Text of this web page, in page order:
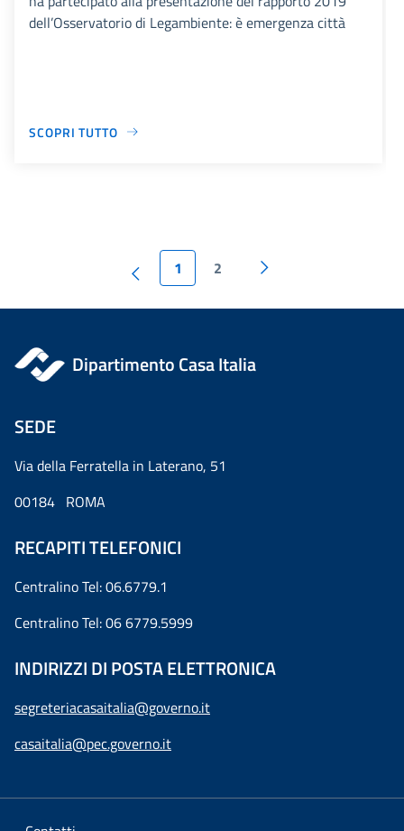
dell’Osservatorio di Legambiente: è emergenza città
SCOPRI TUTTO
1 2
Dipartimento Casa Italia
SEDE
Via della Ferratella in Laterano, 51
00184 ROMA
RECAPITI TELEFONICI
Centralino Tel: 06.6779.1
Centralino Tel: 06 6779.5999
INDIRIZZI DI POSTA ELETTRONICA
segreteriacasaitalia@governo.it
casaitalia@pec.governo.it